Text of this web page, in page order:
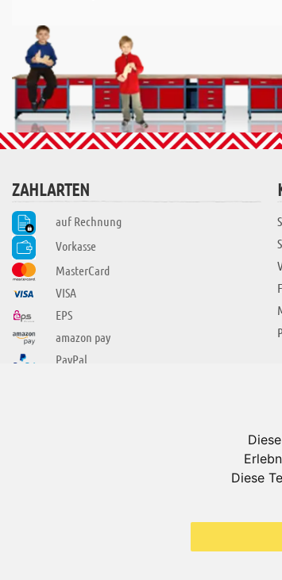
Diese
ZAHLARTEN
auf Rechnung
Vorkasse
MasterCard
VISA
EPS
amazon pay
PayPal